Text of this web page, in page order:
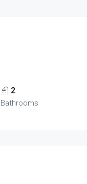
2
Bathrooms